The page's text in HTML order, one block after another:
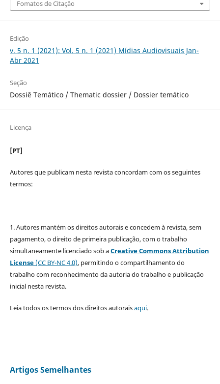
Fomatos de Citação
Edição
v. 5 n. 1 (2021): Vol. 5 n. 1 (2021) Mídias Audiovisuais Jan-
Abr 2021
Seção
Dossiê Temático / Thematic dossier / Dossier temático
Licença
[PT]
Autores que publicam nesta revista concordam com os seguintes
termos:
1. Autores mantém os direitos autorais e concedem à revista, sem
pagamento, o direito de primeira publicação, com o trabalho
simultaneamente licenciado sob aCreative Commons Attribution
License(CC BY-NC 4.0), permitindo o compartilhamento do
trabalho com reconhecimento da autoria do trabalho e publicação
inicial nesta revista.
Leia todos os termos dos direitos autoraisaqui.
Artigos Semelhantes